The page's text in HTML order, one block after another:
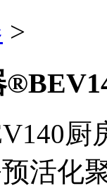
>
厨
活化